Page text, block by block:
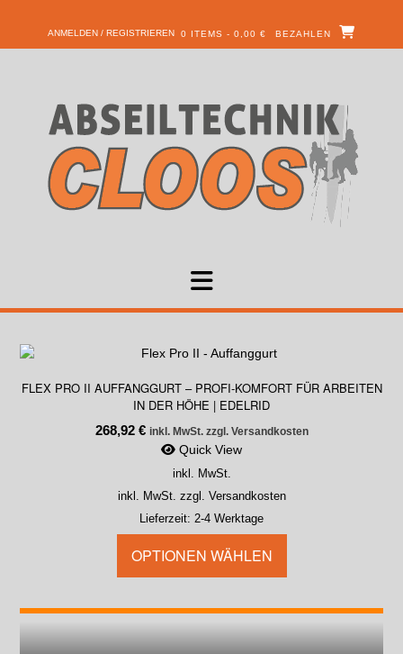
ANMELDEN / REGISTRIEREN 0 ITEMS - 0,00 € BEZAHLEN
FLEX PRO II AUFFANGGURT – PROFI-KOMFORT FÜR ARBEITEN
IN DER HÖHE | EDELRID
268,92 € inkl. MwSt. zzgl. Versandkosten
Quick View
inkl. MwSt.
inkl. MwSt. zzgl. Versandkosten
Lieferzeit: 2-4 Werktage
OPTIONEN WÄHLEN